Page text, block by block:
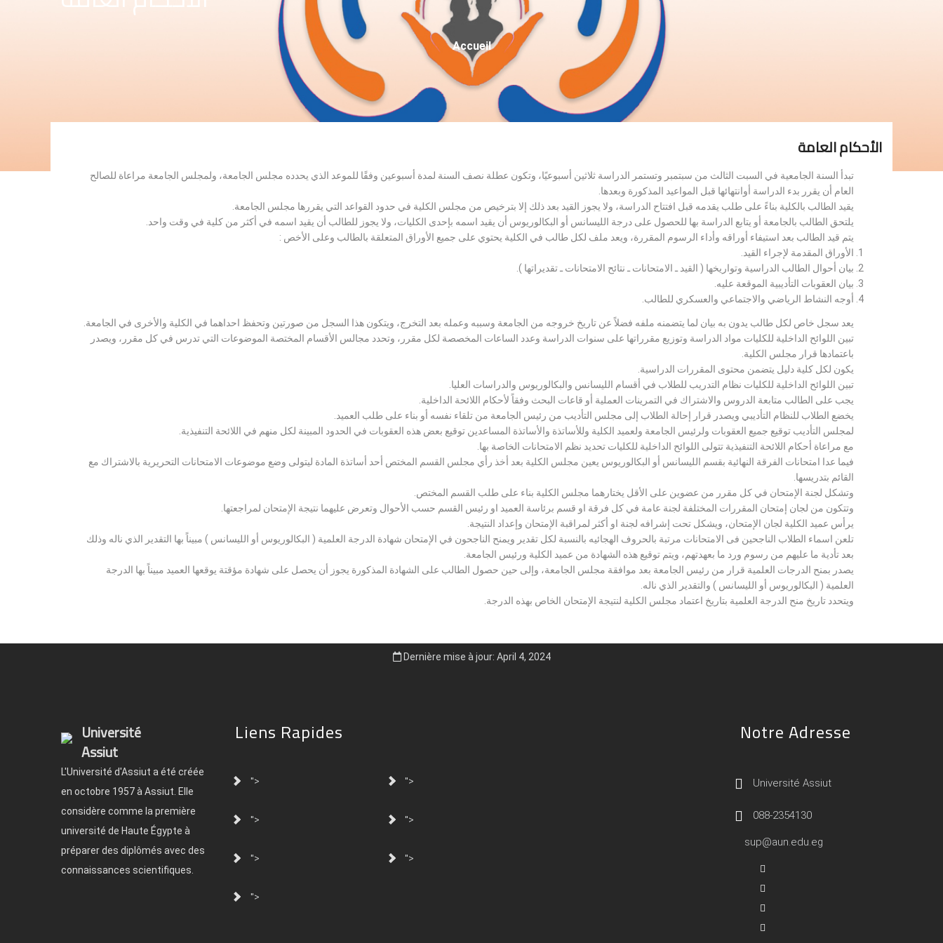
Fil
D'Ariane
Accueil
الأحكام العامة
تبدأ السنة الجامعية في السبت الثالث من سبتمبر وتستمر الدراسة ثلاثين أسبوعيًا، وتكون عطلة نصف السنة لمدة أسبوعين وفقًا للموعد الذي يحدده مجلس الجامعة، ولمجلس الجامعة مراعاة للصالح
العام أن يقرر بدء الدراسة أوانتهائها قبل المواعيد المذكورة وبعدها.
يقيد الطالب بالكلية بناءً على طلب يقدمه قبل افتتاح الدراسة، ولا يجوز القيد بعد ذلك إلا بترخيص من مجلس الكلية في حدود القواعد التي يقررها مجلس الجامعة.
يلتحق الطالب بالجامعة أو يتابع الدراسة بها للحصول على درجة الليسانس أو البكالوريوس أن يقيد اسمه بإحدى الكليات، ولا يجوز للطالب أن يقيد اسمه في أكثر من كلية في وقت واحد.
يتم قيد الطالب بعد استيفاء أوراقه وأداء الرسوم المقررة، ويعد ملف لكل طالب في الكلية يحتوي على جميع الأوراق المتعلقة بالطالب وعلى الأخص :
الأوراق المقدمة لإجراء القيد.
بيان أحوال الطالب الدراسية وتواريخها ( القيد ـ الامتحانات ـ نتائح الامتحانات ـ تقديراتها ).
بيان العقوبات التأديبية الموقعة عليه.
أوجه النشاط الرياضي والاجتماعي والعسكري للطالب.
يعد سجل خاص لكل طالب يدون به بيان لما يتضمنه ملفه فضلاً عن تاريخ خروجه من الجامعة وسببه وعمله بعد التخرج، ويتكون هذا السجل من صورتين وتحفظ احداهما في الكلية والأخرى في الجامعة.
تبين اللوائح الداخلية للكليات مواد الدراسة وتوزيع مقرراتها على سنوات الدراسة وعدد الساعات المخصصة لكل مقرر، وتحدد مجالس الأقسام المختصة الموضوعات التي تدرس في كل مقرر، ويصدر
باعتمادها قرار مجلس الكلية.
يكون لكل كلية دليل يتضمن محتوى المقررات الدراسية.
تبين اللوائح الداخلية للكليات نظام التدريب للطلاب في أقسام الليسانس والبكالوريوس والدراسات العليا.
يجب على الطالب متابعة الدروس والاشتراك في التمرينات العملية أو قاعات البحث وفقاً لأحكام اللائحة الداخلية.
يخضع الطلاب للنظام التأديبي ويصدر قرار إحالة الطلاب إلى مجلس التأديب من رئيس الجامعة من تلقاء نفسه أو بناء على طلب العميد.
لمجلس التأديب توقيع جميع العقوبات ولرئيس الجامعة ولعميد الكلية وللأساتذة والأساتذة المساعدين توقيع بعض هذه العقوبات في الحدود المبينة لكل منهم في اللائحة التنفيذية.
مع مراعاة أحكام اللائحة التنفيذية تتولى اللوائح الداخلية للكليات تحديد نظم الامتحانات الخاصة بها.
فيما عدا امتحانات الفرقة النهائية بقسم الليسانس أو البكالوريوس يعين مجلس الكلية بعد أخذ رأي مجلس القسم المختص أحد أساتذة المادة ليتولى وضع موضوعات الامتحانات التحريرية بالاشتراك مع
القائم بتدريسها.
وتشكل لجنة الإمتحان في كل مقرر من عضوين على الأقل يختارهما مجلس الكلية بناء على طلب القسم المختص.
وتتكون من لجان إمتحان المقررات المختلفة لجنة عامة في كل فرقة او قسم برئاسة العميد او رئيس القسم حسب الأحوال وتعرض عليهما نتيجة الإمتحان لمراجعتها.
يرأس عميد الكلية لجان الإمتحان، ويشكل تحت إشرافه لجنة او أكثر لمراقبة الإمتحان وإعداد النتيجة.
تلعن اسماء الطلاب الناجحين فى الامتحانات مرتبة بالحروف الهجائيه بالنسبة لكل تقدير ويمنح الناجحون في الإمتحان شهادة الدرجة العلمية ( البكالوريوس أو الليسانس ) مبيناً بها التقدير الذي ناله وذلك
بعد تأدية ما عليهم من رسوم ورد ما بعهدتهم، ويتم توقيع هذه الشهادة من عميد الكلية ورئيس الجامعة.
يصدر بمنح الدرجات العلمية قرار من رئيس الجامعة بعد موافقة مجلس الجامعة، وإلى حين حصول الطالب على الشهادة المذكورة يجوز أن يحصل على شهادة مؤقتة يوقعها العميد مبيناً بها الدرجة
العلمية ( البكالوريوس أو الليسانس ) والتقدير الذي ناله.
ويتحدد تاريخ منح الدرجة العلمية بتاريخ اعتماد مجلس الكلية لنتيجة الإمتحان الخاص بهذه الدرجة.
Dernière mise à jour: April 4, 2024
Université
Assiut
L'Université d'Assiut a été créée
en octobre 1957 à Assiut. Elle
considère comme la première
université de Haute Égypte à
préparer des diplômés avec des
connaissances scientifiques.
Liens Rapides
"> ">
"> ">
"> ">
">
Notre Adresse
Université Assiut
088-2354130
sup@aun.edu.eg